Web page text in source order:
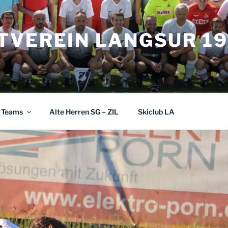
LANGSUR
Teams Alte Herren SG – ZIL Skiclub LA